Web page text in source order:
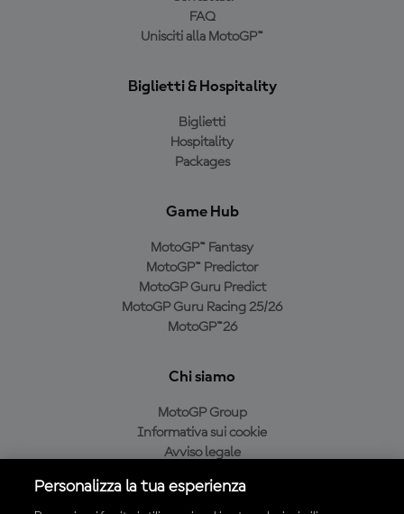
FAQ
Unisciti alla MotoGP™
Biglietti & Hospitality
Biglietti
Hospitality
Packages
Game Hub
MotoGP™ Fantasy
MotoGP™ Predictor
MotoGP Guru Predict
MotoGP Guru Racing 25/26
MotoGP™26
Chi siamo
MotoGP Group
Informativa sui cookie
Avviso legale
Condizioni di acquisto
Personalizza la tua esperienza